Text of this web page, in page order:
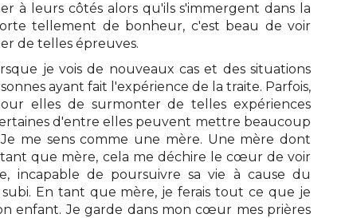
à leurs côtés alors qu'ils s'immergent dans la
tellement de bonheur, c'est beau de voir
de telles épreuves.
je vois de nouveaux cas et des situations
ayant fait l'expérience de la traite. Parfois,
elles de surmonter de telles expériences
d'entre elles peuvent mettre beaucoup
me sens comme une mère. Une mère dont
que mère, cela me déchire le cœur de voir
incapable de poursuivre sa vie à cause du
En tant que mère, je ferais tout ce que je
enfant. Je garde dans mon cœur mes prières